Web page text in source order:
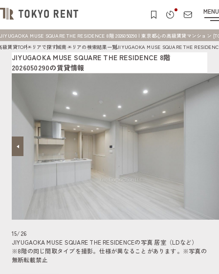
MENU
JIYUGAOKA MUSE SQUARE THE RESIDENCE 8階 2026050290 | 東京都心の高級賃貸マンション
級賃貸TOPエリアで探す城南エリアの検索結果一覧JIYUGAOKA MUSE SQUARE THE
JIYUGAOKA MUSE SQUARE THE RESIDENCE 8階
2026050290の賃貸情報
15/26
JIYUGAOKA MUSE SQUARE THE RESIDENCEの写真 居室（LDなど）
※8階の同じ間取タイプを撮影。仕様が異なることがあります。 ※写真の
無断転載禁止